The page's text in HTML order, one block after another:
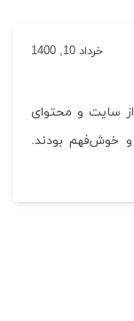
و محتوای
بودند.